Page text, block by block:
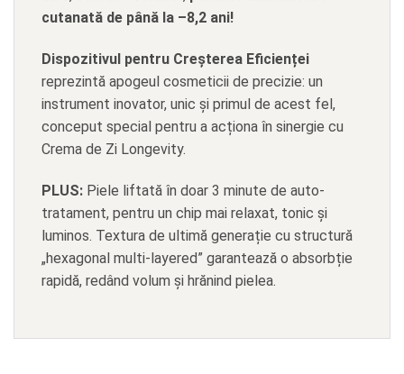
cutanată de până la –8,2 ani!
Dispozitivul pentru Creșterea Eficienței
reprezintă apogeul cosmeticii de precizie: un
instrument inovator, unic și primul de acest fel,
conceput special pentru a acționa în sinergie cu
Crema de Zi Longevity.
PLUS: Piele liftată în doar 3 minute de auto-
tratament, pentru un chip mai relaxat, tonic și
luminos. Textura de ultimă generație cu structură
„hexagonal multi-layered” garantează o absorbție
rapidă, redând volum și hrănind pielea.